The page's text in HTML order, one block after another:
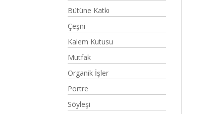
Bütüne Katkı
Çeşni
Kalem Kutusu
Mutfak
Organik İşler
Portre
Söyleşi